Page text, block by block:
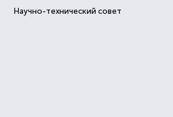
Научно-технический совет